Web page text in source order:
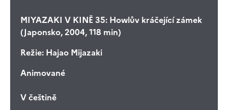
MIYAZAKI V KINĚ 35: Howlův kráčející zámek
(Japonsko, 2004, 118 min)
Režie: Hajao Mijazaki
Animované
V češtině